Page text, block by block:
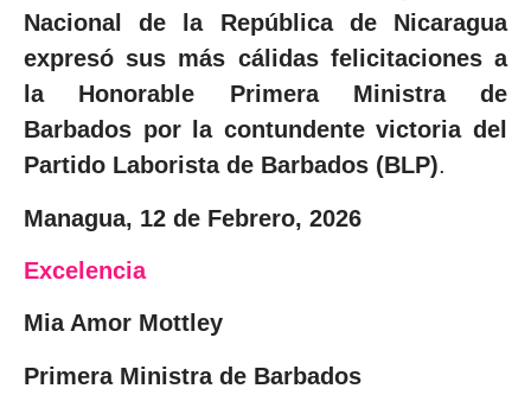
Nacional de la República de Nicaragua
expresó sus más cálidas felicitaciones a
la Honorable Primera Ministra de
Barbados por la contundente victoria del
Partido Laborista de Barbados (BLP).
Managua, 12 de Febrero, 2026
Excelencia
Mia Amor Mottley
Primera Ministra de Barbados